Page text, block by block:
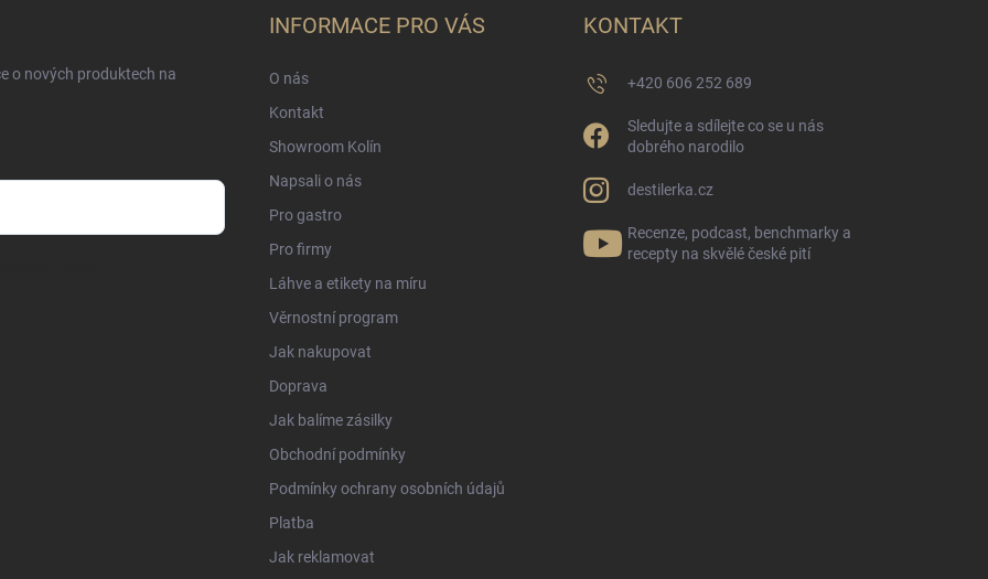
o nových produktech na
INFORMACE PRO VÁS
O nás
Kontakt
Showroom Kolín
Napsali o nás
Pro gastro
Pro firmy
Láhve a etikety na míru
Věrnostní program
Jak nakupovat
Doprava
Jak balíme zásilky
Obchodní podmínky
Podmínky ochrany osobních údajů
Platba
Jak reklamovat
KONTAKT
+420 606 252 689
Sledujte a sdílejte co se u nás
dobrého narodilo
destilerka.cz
Recenze, podcast, benchmarky a
recepty na skvělé české pití